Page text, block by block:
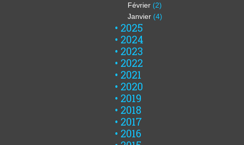
Février (2)
Janvier (4)
2025
2024
2023
2022
2021
2020
2019
2018
2017
2016